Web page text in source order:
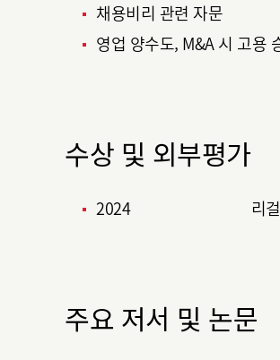
채용비리 관련 자문
영업 양수도, M&A 시 고용
수상 및 외부평가
2024 리
주요 저서 및 논문